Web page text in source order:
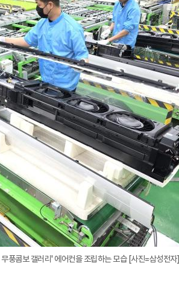
풍콤보 갤러리' 에어컨을 조립하는 모습 [사진=삼성전자]